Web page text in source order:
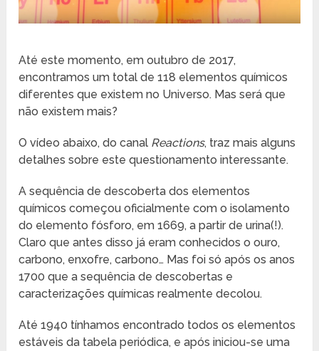
Até este momento, em outubro de 2017,
encontramos um total de 118 elementos químicos
diferentes que existem no Universo. Mas será que
não existem mais?
O vídeo abaixo, do canal Reactions, traz mais alguns
detalhes sobre este questionamento interessante.
A sequência de descoberta dos elementos
químicos começou oficialmente com o isolamento
do elemento fósforo, em 1669, a partir de urina(!).
Claro que antes disso já eram conhecidos o ouro,
carbono, enxofre, carbono… Mas foi só após os anos
1700 que a sequência de descobertas e
caracterizações químicas realmente decolou.
Até 1940 tínhamos encontrado todos os elementos
estáveis da tabela periódica, e após iniciou-se uma